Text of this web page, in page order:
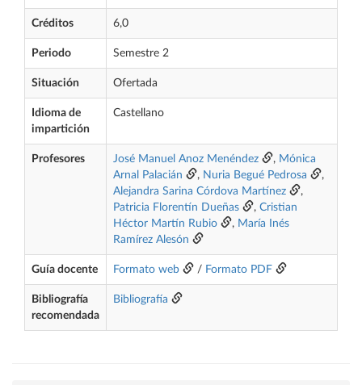
Créditos 6,0
Periodo Semestre 2
Situación Ofertada
Idioma de
impartición
Castellano
Profesores José Manuel Anoz Menéndez , Mónica
Arnal Palacián
, Nuria Begué Pedrosa
,
Alejandra Sarina Córdova Martínez
,
Patricia Florentín Dueñas
, Cristian
Héctor Martín Rubio
, María Inés
Ramírez Alesón
Guía docente Formato web / Formato PDF
Bibliografía
recomendada
Bibliografía